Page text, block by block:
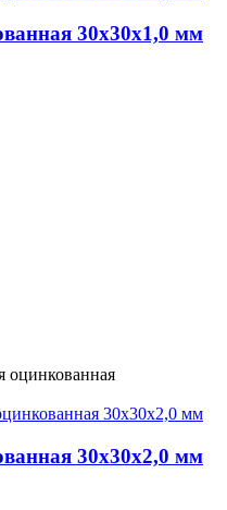
30x30x1,0 мм
оцинкованная
30x30x2,0 мм